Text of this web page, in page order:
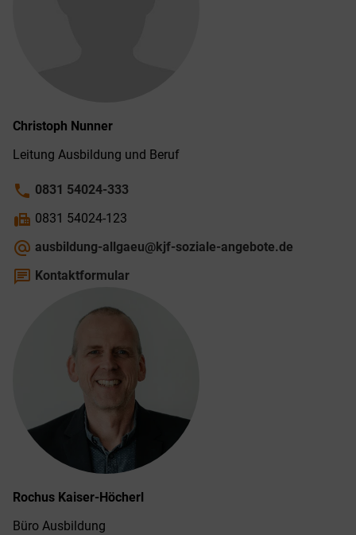
Christoph Nunner
Leitung Ausbildung und Beruf
phone 0831 54024-333
fax 0831 54024-123
alternate_email ausbildung-allgaeu@kjf-soziale-angebote.de
chat Kontaktformular
Rochus Kaiser-Höcherl
Büro Ausbildung